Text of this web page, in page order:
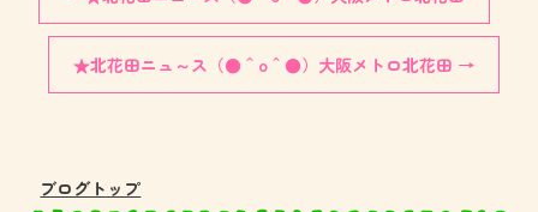
★北花田ニュ～ス（●＾o＾●）大阪メトロ北花田 →
ブログトップ